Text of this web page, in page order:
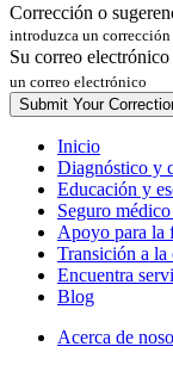
Corrección o
introduzca un corrección
Su correo electrónico
un correo electrónico
Inicio
Diagnóstico y
Educación y
Seguro
Apoyo para la
Transición a la
Encuentra
Blog
Acerca de